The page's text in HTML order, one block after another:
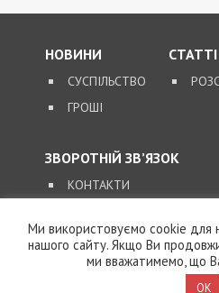
НОВИНИ
СУСПІЛЬСТВО
ГРОШІ
СТАТТІ
ЗВОРОТНІЙ ЗВ’ЯЗОК
КОНТАКТИ
SUPPORT@49000.COM.UA
© 2026, ВСІ
Ми використовуємо cookie для
нашого сайту. Якщо Ви
ми вважатимемо, що
OK